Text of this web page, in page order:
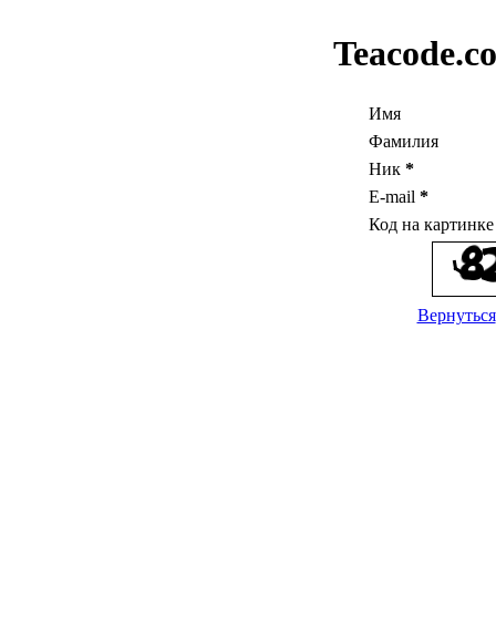
Имя
Фамилия
Ник *
E-mail *
Код на
Вернуться